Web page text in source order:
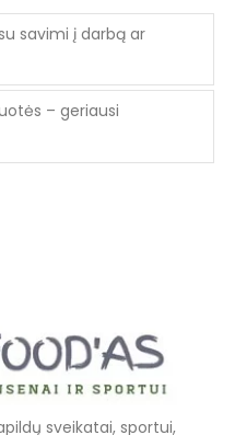
savimi į darbą ar
– geriausi
sveikatai, sportui,